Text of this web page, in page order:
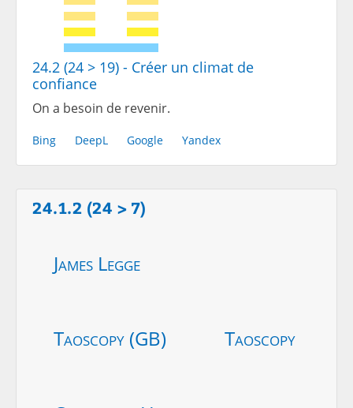
24.2 (24 > 19) - Créer un climat de
confiance
On a besoin de revenir.
Bing DeepL Google Yandex
24.1.2 (24 > 7)
James Legge
Taoscopy (GB) Taoscopy